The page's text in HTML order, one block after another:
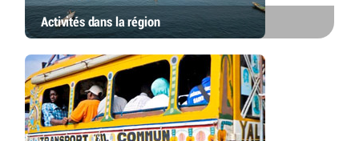
Activités dans la région